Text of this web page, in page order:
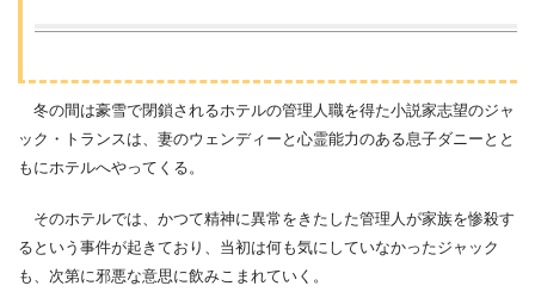
冬の間は豪雪で閉鎖されるホテルの管理人職を得た小説家志望のジャ
ック・トランスは、妻のウェンディーと心霊能力のある息子ダニーとと
もにホテルへやってくる。
そのホテルでは、かつて精神に異常をきたした管理人が家族を惨殺す
るという事件が起きており、当初は何も気にしていなかったジャック
も、次第に邪悪な意思に飲みこまれていく。